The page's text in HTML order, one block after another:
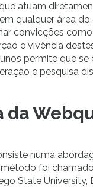
atuam
qualquer área
convicções
e vivência
permite que se
e pesquisa
numa
foi
State University,